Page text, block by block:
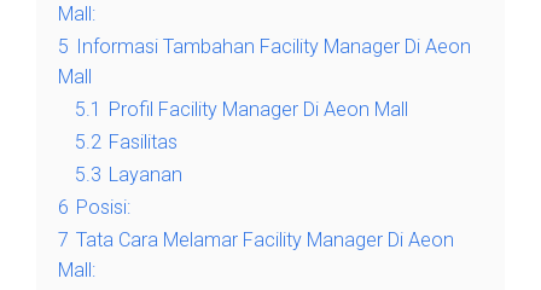
Mall:
5
Informasi Tambahan Facility Manager Di Aeon
Mall
5.1
Profil Facility Manager Di Aeon Mall
5.2 Fasilitas
5.3 Layanan
6 Posisi:
7 Tata Cara Melamar Facility Manager Di Aeon
Mall: